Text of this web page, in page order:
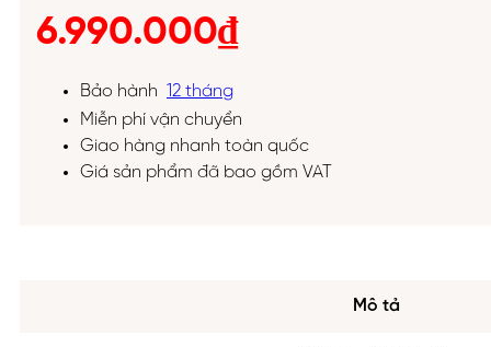
6.990.000₫
Bảo hành 12 tháng
Miễn phí vận chuyển
Giao hàng nhanh toàn quốc
Giá sản phẩm đã bao gồm VAT
Mô tả